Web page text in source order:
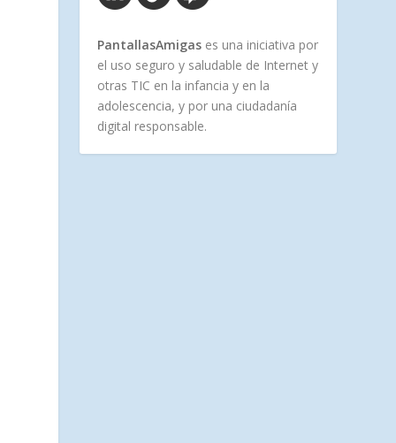
PantallasAmigas es una iniciativa por
el uso seguro y saludable de Internet y
otras TIC en la infancia y en la
adolescencia, y por una ciudadanía
digital responsable.